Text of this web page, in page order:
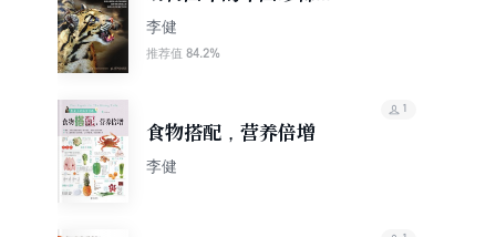
乳动物
李健
推荐值 84.2%
食物搭配，营养倍增
李健
1